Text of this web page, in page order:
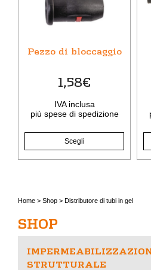
Pezzo di bloccaggio
1,58€
IVA inclusa
più spese di spedizione
Scegli
varianti.
pagina
Home > Shop > Distributore di tubi in gel
SHOP
STRUTTURALE